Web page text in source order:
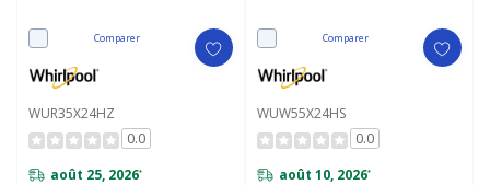
Comparer
WUR35X24HZ
0.0
août 25, 2026*
Comparer
WUW55X24HS
0.0
août 10, 2026*